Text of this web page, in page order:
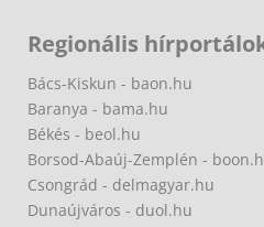
Regionális
Bács-Kiskun - baon.hu
Baranya - bama.hu
Békés - beol.hu
Borsod-Abaúj-Zemplén -
Csongrád - delmagyar.hu
Dunaújváros - duol.hu